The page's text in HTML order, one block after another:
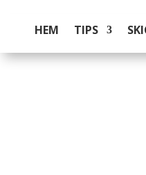
HEM TIPS